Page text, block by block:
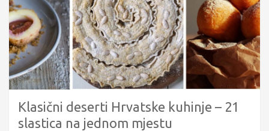
Klasični deserti Hrvatske kuhinje – 21
slastica na jednom mjestu